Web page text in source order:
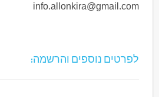
info.allonkira@gmail.com
לפרטים נוספים והרשמה: